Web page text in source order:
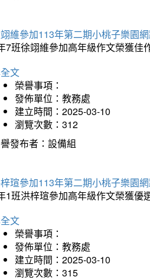
維參加113年第二期小桃子樂園
7班徐翊維參加高年級作文榮獲佳
文
榮譽事項：
發佈單位：教務處
建立時間：2025-03-10
瀏覽次數：312
發布者：設備組
瑄參加113年第二期小桃子樂園
1班洪梓瑄參加高年級作文榮獲優
文
榮譽事項：
發佈單位：教務處
建立時間：2025-03-10
瀏覽次數：315